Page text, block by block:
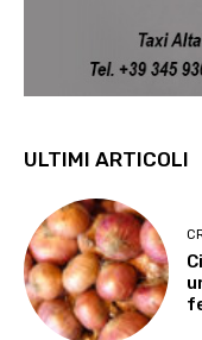
ULTIMI ARTICOLI